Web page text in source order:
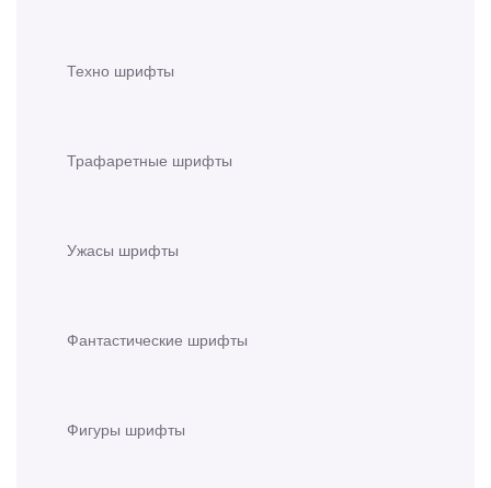
Техно шрифты
Трафаретные шрифты
Ужасы шрифты
Фантастические шрифты
Фигуры шрифты